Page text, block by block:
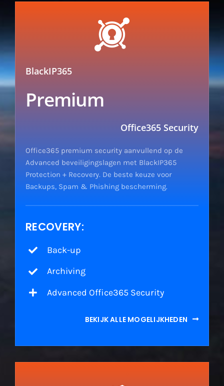
BlackIP365
Premium
Office365 Security
Office365 premium security aanvullend op de
Advanced beveiligingslagen met BlackIP365
Protection + Recovery. De beste keuze voor
Backups, Spam & Phishing bescherming.
RECOVERY:
Back-up
Archiving
Advanced Office365 Security
BEKIJK ALLE MOGELIJKHEDEN